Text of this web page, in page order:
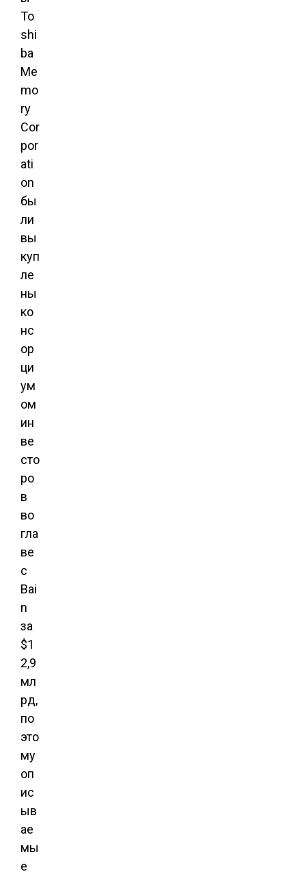
To
shi
ba
Me
mo
ry
Cor
por
ati
on
бы
ли
вы
куп
ле
ны
ко
нс
ор
ци
ум
ом
ин
ве
сто
ро
в
во
гла
ве
с
Bai
n
за
$1
2,9
мл
рд,
по
это
му
оп
ис
ыв
ае
мы
е